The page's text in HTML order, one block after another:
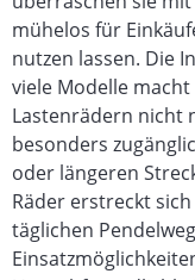
mühelos für
nutzen lassen. Die
viele Modelle
Lastenrädern nicht
besonders
oder längeren
Räder erstreckt
täglichen